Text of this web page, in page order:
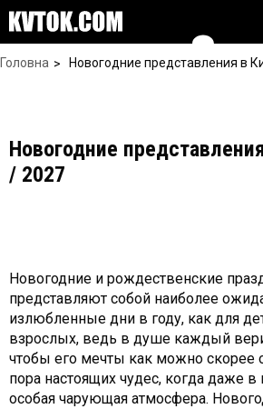
Головна Новогодние представления в
Новогодние
/ 2027
Новогодние и рождественские
представляют собой наиболее
излюбленные дни в году, как для
взрослых, ведь в душе каждый
чтобы его мечты как можно скорее
пора настоящих чудес, когда даже в
особая чарующая атмосфера.